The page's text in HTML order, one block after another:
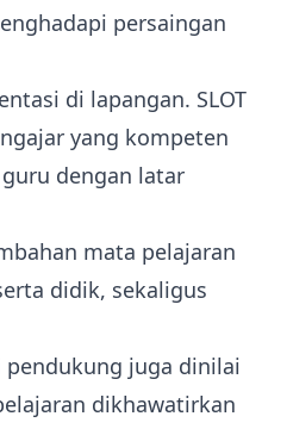
persaingan
di lapangan. SLOT
yang kompeten
dengan latar
mata pelajaran
didik, sekaligus
pendukung juga dinilai
dikhawatirkan